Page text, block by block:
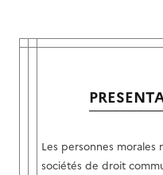
Les personnes morales
sociétés de droit